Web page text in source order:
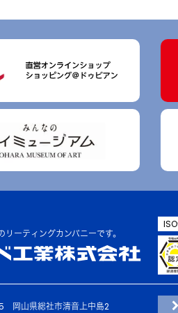
リーティングカンパニーです。
岡山県総社市清音上中島2